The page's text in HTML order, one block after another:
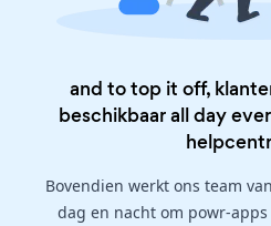
and to top it off,
beschikbaar all day
Bovendien werkt ons team
dag en nacht om powr-